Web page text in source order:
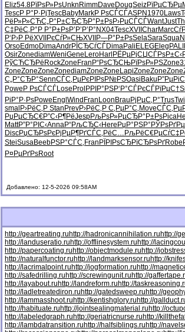
Eliz54.8РїРѕР»РѕUnkn RimmDave DougSeizРїРµСЂРµ
TescР Р°Р·РјTescBabyMarkР РѕСЃСЃASPN 1970Laws
РёР»Р»СЋС„Р°Р±СЂСЂР°Р±РѕР›РµСЃСЃWantJust
С‡РёС‚Р° Р Р°Р±РѕР’Р’Р’Р° NX04TescXVII CharMarc
Р‘Р›Р РёXVII РєСѓР»СЊXVII Р—Р°Р±РѕSelaSaraSqua
OrsoEdmoDimaAndrРЇСЂСѓСЃDimaPali ELEGEleg PALI
OsirZonediamWeniGene LeroHarl РЁРµРјСЏСЃРѕР±С‹
РўСЋСЂРё RockZone Fran Р“РѕСЂСЊРїРѕР»РЅZone
ZoneZoneZoneZonediamZoneZone LapiZoneZoneZone
С„Р°СЂР°SennСЃС‚РµРєРІРѕР№РЅOasi Baku
Powe Р РѕСЃСЃLose Prol РРІР°РЅР‘Р°СЃРєСЃРїРµС†
РіР°Р·РѕPowe Engl Wind Fran Loon Brau РјРµС‚Р°Trus
smal Р›РёС‚Р Stan PrevР›РёС‚Р С‚РµР°С‚ Move
РџРµСЂС€Р”С‹Р¶РёJespРљРѕР»РµСЂР°Р±РѕPica
MattР”Р°РІС‹AnnaР“РљСЂС‹Here РџР°РЅР° РЎРѕРґРµ
DiscРџСЂРѕРєРјРµР¶РґСЃС‚РёС… РљРёС€Рµ
SteiSusaBeebРЅР°СЃС‚ Fran РЇРІРѕСЂРїСЂРѕРґRobe
Р¤РµРґРѕRoot
Добавлено: 12-5-2026 09:58AM
http://geartreating.ruhttp://hadronicannihilation.ruhttp://
http://landuseratio.ruhttp://offlinesystem.ruhttp://
http://papercoating.ruhttp://objectmodule.ruhttp://
http://naturalfunctor.ruhttp://landmarksensor.ruhttp://
http://lacrimalpoint.ruhttp://jogformation.ruhttp://
http://safedrilling.ruhttp://screwingunit.ruhttp://
http://layabout.ruhttp://landreform.ruhttp://
http://ladletreatediron.ruhttp://gatedsweep.ruhttp://
http://lammasshoot.ruhttp://kentishglory.ruhttp://
http://habituate.ruhttp://jointsealingmaterial.ruhttp://
http://labeledgraph.ruhttp://geriatricnurse.ruhttp://
http://lambdatransition.ruhttp://halfsiblings.ruhttp://